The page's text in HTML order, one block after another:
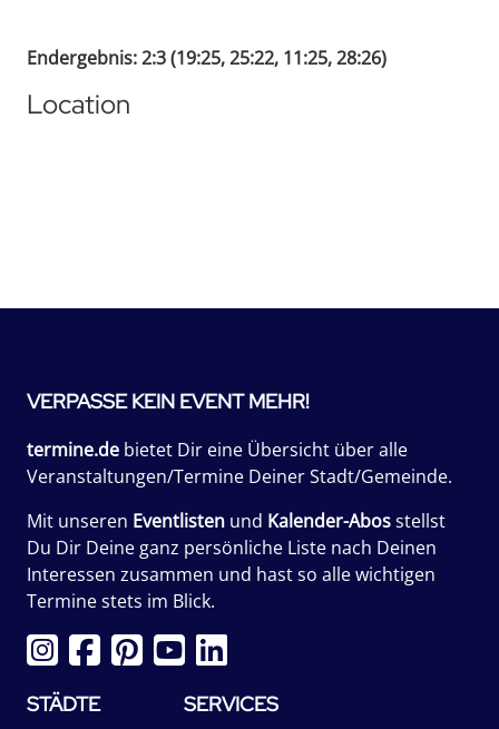
Endergebnis: 2:3 (19:25, 25:22, 11:25, 28:26)
Location
VERPASSE KEIN EVENT MEHR!
termine.de bietet Dir eine Übersicht über alle
Veranstaltungen/Termine Deiner Stadt/Gemeinde.
Mit unseren Eventlisten und Kalender-Abosstellst
Du Dir Deine ganz persönliche Liste nach Deinen
Interessen zusammen und hast so alle wichtigen
Termine stets im Blick.
STÄDTE SERVICES